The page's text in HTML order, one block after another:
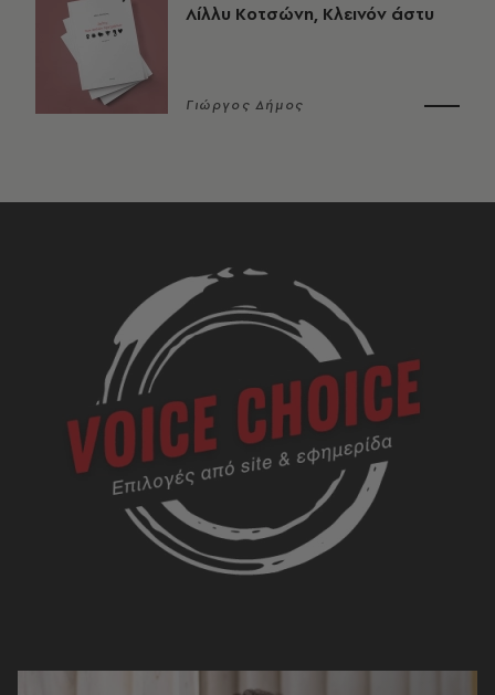
Λίλλυ Κοτσώνη, Κλεινόν άστυ
Γιώργος Δήμος